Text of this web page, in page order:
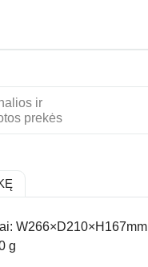
ir
prekės
W266×D210×H167mm
g